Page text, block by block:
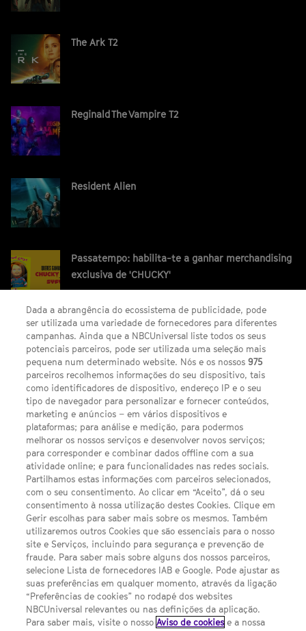
The Ark T2
Reginald The Vampire T2
Resident Alien
Passatempo: habilita-te a ganhar merchandising
exclusiva de 'CHUCKY'
SEGUE-NOS
FACEBOOK
TWITTER
YOUTUBEINSTAGRAM
LINKS ÚTEIS
Escolhas de Anúncios
Política de privacidade
Termos E Condições
FILMES
UMA DIVISÃO DA NBCUNIVERSAL
Dada a abrangência do ecossistema de publicidade, pode
ser utilizada uma variedade de fornecedores para diferentes
campanhas. Ainda que a NBCUniversal liste todos os seus
potenciais parceiros, pode ser utilizada uma seleção mais
pequena num determinado website. Nós e os nossos975
parceiros recolhemos informações do seu dispositivo, tais
como identificadores de dispositivo, endereço IP e o seu
tipo de navegador para personalizar e fornecer conteúdos,
marketing e anúncios – em vários dispositivos e
plataformas; para análise e medição, para podermos
melhorar os nossos serviços e desenvolver novos serviços;
para corresponder e combinar dados offline com a sua
atividade online; e para funcionalidades nas redes sociais.
Partilhamos estas informações com parceiros selecionados,
com o seu consentimento. Ao clicar em “Aceito”, dá o seu
consentimento à nossa utilização destes Cookies. Clique em
Gerir escolhas para saber mais sobre os mesmos. Também
utilizaremos outros Cookies que são essenciais para o nosso
site e Serviços, incluindo para segurança e prevenção de
fraude. Para saber mais sobre alguns dos nossos parceiros,
selecione Lista de fornecedores IAB e Google. Pode ajustar as
suas preferências em qualquer momento, através da ligação
“Preferências de cookies” no rodapé dos websites
NBCUniversal relevantes ou nas definições da aplicação.
Para saber mais, visite o nossoAviso de cookies e a nossa